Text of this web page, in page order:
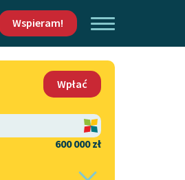
Wspieram!
Wpłać
600 000 zł